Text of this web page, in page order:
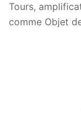
Tours,
comme Objet